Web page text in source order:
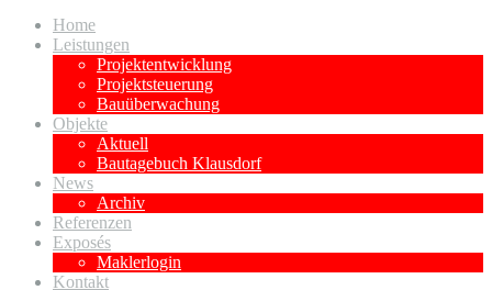
Home
Leistungen
Projektentwicklung
Projektsteuerung
Bauüberwachung
Objekte
Aktuell
Bautagebuch Klausdorf
News
Archiv
Referenzen
Exposés
Maklerlogin
Kontakt